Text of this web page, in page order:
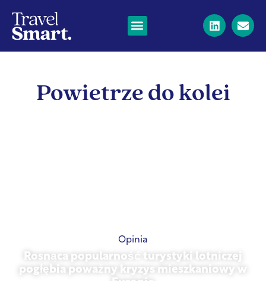
Powietrze do kolei
Opinia
Rosnąca popularność turystyki lotniczej
pogłębia poważny kryzys mieszkaniowy w